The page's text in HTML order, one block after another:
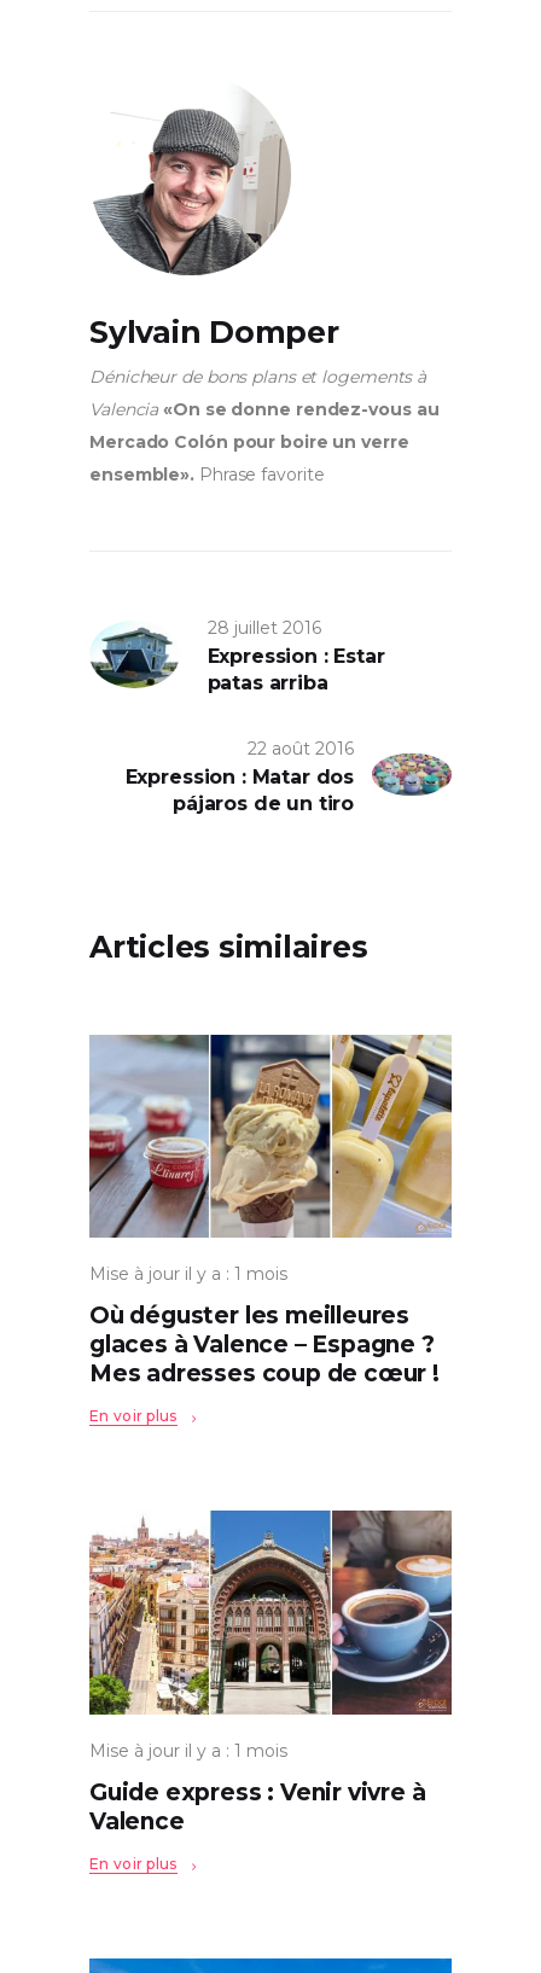
Sylvain Domper
Dénicheur de bons plans et logements à
Valencia «On se donne rendez-vous au
Mercado Colón pour boire un verre
ensemble». Phrase favorite
28 juillet 2016
Expression : Estar
patas arriba
22 août 2016
Expression : Matar dos
pájaros de un tiro
Articles similaires
Mise à jour il y a : 1 mois
Où déguster les meilleures
glaces à Valence – Espagne ?
Mes adresses coup de cœur !
En voir plus
Mise à jour il y a : 1 mois
Guide express : Venir vivre à
Valence
En voir plus